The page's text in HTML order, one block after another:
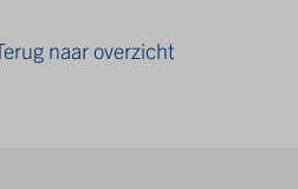
naar overzicht